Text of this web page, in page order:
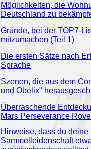
Möglichkeiten, die
Deutschland zu
Gründe, bei der TOP7-
mitzumachen (Teil 1)
Die ersten Sätze nach
Sprache
Szenen, die aus dem
und Obelix"
Überraschende
Mars Perseverance
Hinweise, dass du deine
Sammelleidenschaft